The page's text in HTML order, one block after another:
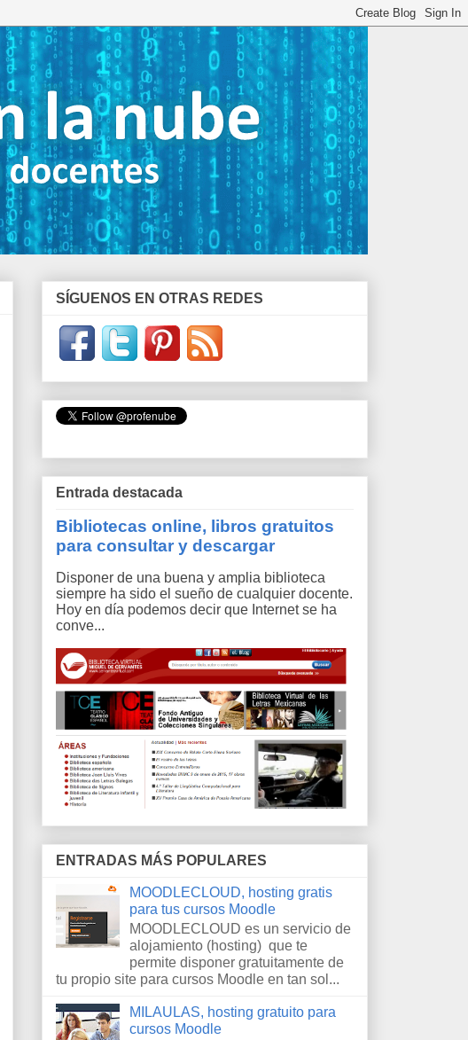
SÍGUENOS EN OTRAS REDES
Entrada destacada
Bibliotecas online, libros gratuitos
para consultar y descargar
Disponer de una buena y amplia biblioteca
siempre ha sido el sueño de cualquier docente.
Hoy en día podemos decir que Internet se ha
conve...
ENTRADAS MÁS POPULARES
MOODLECLOUD, hosting gratis
para tus cursos Moodle
MOODLECLOUD es un servicio de
alojamiento (hosting) que te
permite disponer gratuitamente de
tu propio site para cursos Moodle en tan sol...
MILAULAS, hosting gratuito para
cursos Moodle